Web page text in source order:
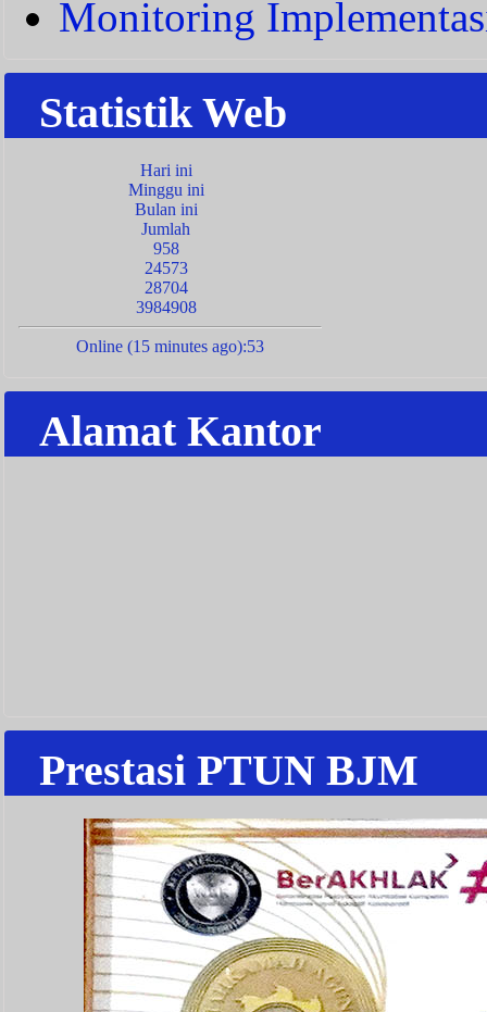
Monitoring
Statistik Web
Hari ini
Minggu ini
Bulan ini
Jumlah
958
24573
28704
3984908
Online (15 minutes ago):53
Alamat Kantor
Prestasi PTUN BJM